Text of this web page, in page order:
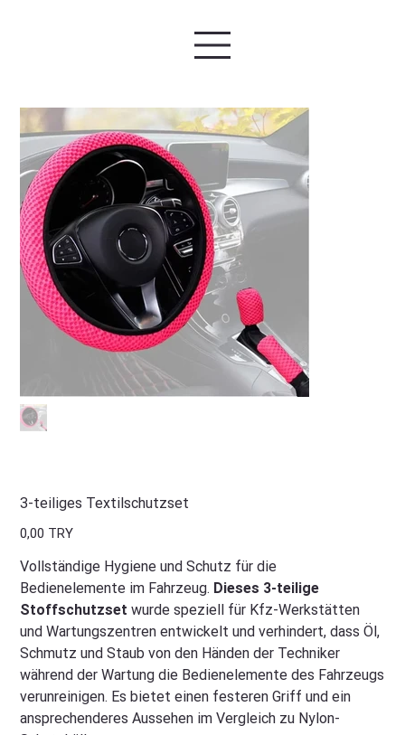
3-teiliges Textilschutzset
Preis
0,00 TRY
Vollständige Hygiene und Schutz für die
Bedienelemente im Fahrzeug. Dieses 3-teilige
Stoffschutzset wurde speziell für Kfz-Werkstätten
und Wartungszentren entwickelt und verhindert, dass Öl,
Schmutz und Staub von den Händen der Techniker
während der Wartung die Bedienelemente des Fahrzeugs
verunreinigen. Es bietet einen festeren Griff und ein
ansprechenderes Aussehen im Vergleich zu Nylon-